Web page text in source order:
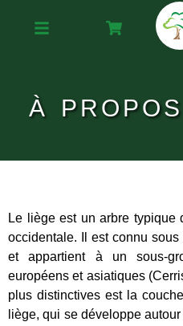
À
Le liège est un arbre typique
occidentale. Il est connu
et appartient à un sous-
européens et asiatiques
plus distinctives est la
liège, qui se développe